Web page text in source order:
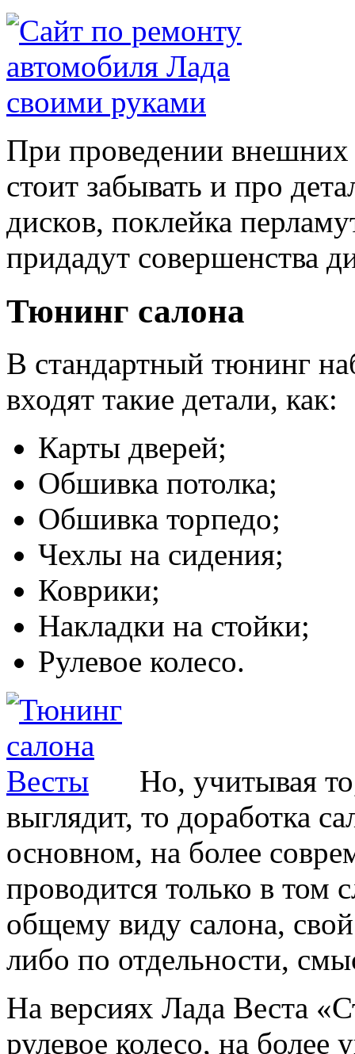
При проведении внешних
стоит забывать и про
дисков, поклейка
придадут совершенства
Тюнинг салона
В стандартный тюнинг
входят такие детали, как:
Карты дверей;
Обшивка потолка;
Обшивка торпедо;
Чехлы на сидения;
Коврики;
Накладки на стойки;
Рулевое колесо.
Но, учитывая
выглядит, то доработка
основном, на более
проводится только в том
общему виду салона,
либо по отдельности,
На версиях Лада Веста
рулевое колесо, на более